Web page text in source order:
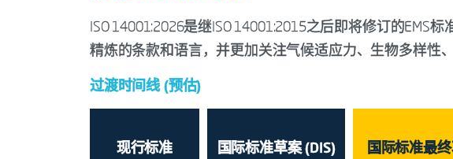
ISO 14001:2026是继ISO 14001:2015之后即将修订的EMS
精炼的条款和语言，并更加关注气候适应力、生物多样性
过渡时间线 (预估)
现行标准
国际标准草案 (DIS)
国际标准最终